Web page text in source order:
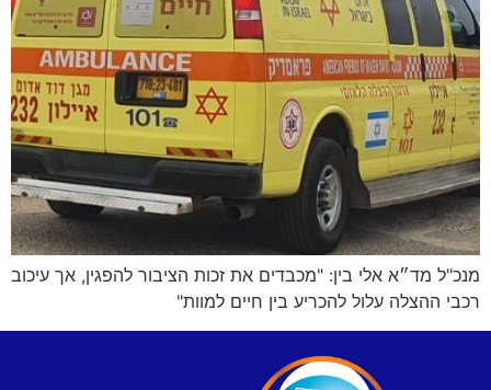
מנכ"ל מד״א אלי בין: "מכבדים את זכות הציבור להפגין, אך עיכוב
רכבי ההצלה עלול להכריע בין חיים למוות"